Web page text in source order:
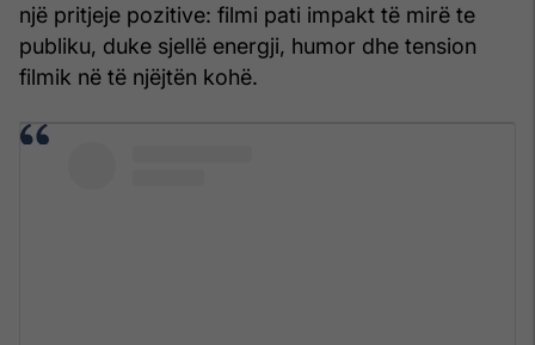
një pritjeje pozitive: filmi pati impakt të mirë te
publiku, duke sjellë energji, humor dhe tension
filmik në të njëjtën kohë.